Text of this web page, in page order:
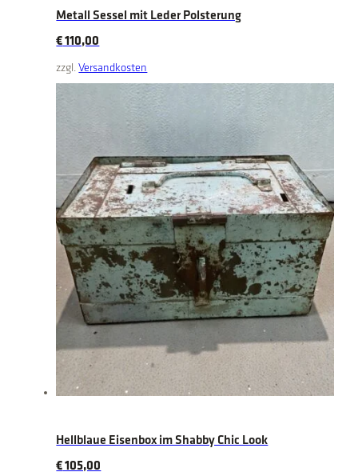
Metall Sessel mit Leder Polsterung
€110,00
zzgl.Versandkosten
Hellblaue Eisenbox im Shabby Chic Look
€105,00